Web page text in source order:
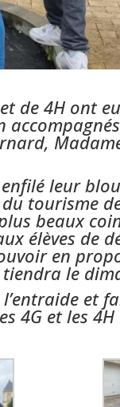
de 4H ont
leur
tourisme
beaux
élèves de
en
le
et
4G et les